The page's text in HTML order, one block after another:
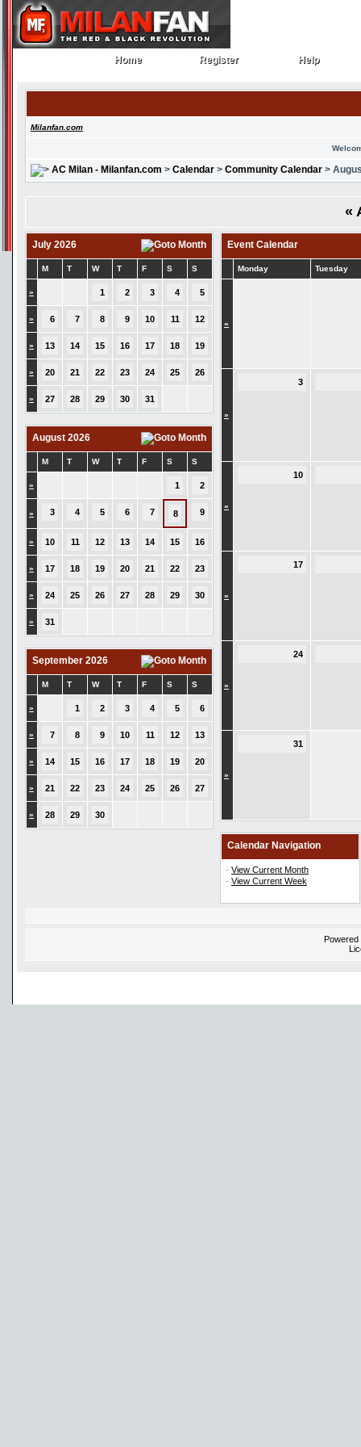
Home
Home Register
Register Help
Help
Milanfan.com
AC Milan - Milanfan.com > Calendar > Community Calendar >
«
July 2026
M T W T F S S
» 1 2 3 4 5
» 6 7 8 9 10 11 12
» 13 14 15 16 17 18 19
» 20 21 22 23 24 25 26
» 27 28 29 30 31
August 2026
M T W T F S S
» 1 2
» 3 4 5 6 7 8 9
» 10 11 12 13 14 15 16
» 17 18 19 20 21 22 23
» 24 25 26 27 28 29 30
» 31
September 2026
M T W T F S S
» 1 2 3 4 5 6
» 7 8 9 10 11 12 13
» 14 15 16 17 18 19 20
» 21 22 23 24 25 26 27
» 28 29 30
Event Calendar
Monday Tuesday
»
»
3
»
10
»
17
»
24
»
31
Calendar Navigation
· View Current Month
· View Current Week